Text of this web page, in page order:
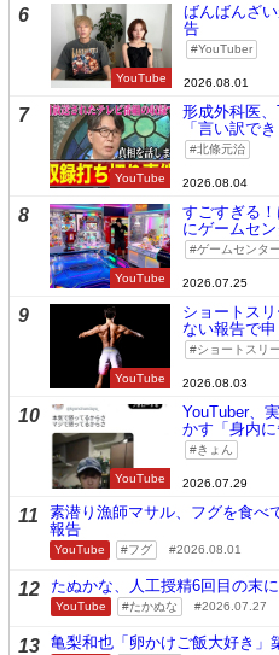
6
YouTube
ばんばんざ
告
YouTuber
2026.08.01
7
YouTube
形成外科医
「言い訳で
北條元治
2026.08.04
8
YouTube
すごすぎる
にゲームセ
ゲームセンター
2026.07.25
9
YouTube
ショートス
ない報告で申
ショートスリ
2026.08.03
10
YouTube
YouTuber、
かす「身内に
きょん
2026.07.29
11
素潜り漁師マサル、フグを食べ
報告
YouTube フグ 2026.08.01
12 たぬかな、人工授精6回目の末
YouTube たかぬな 2026.07.27
13 亀梨和也「卵かけご飯大好き」